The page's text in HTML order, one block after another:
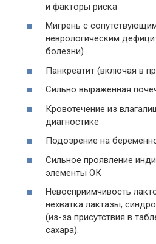
и факторы риска
Мигрень с
неврологическим
болезни)
Панкреатит (включая в
Сильно выраженная
Кровотечение из
диагностике
Подозрение на
Сильное проявление
элементы ОК
Невосприимчивость
нехватка лактазы,
(из-за присутствия в
сахара).